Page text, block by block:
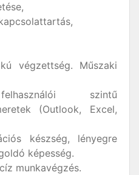
végzettség. Műszaki
szintű
(Outlook, Excel,
készség, lényegre
képesség.
munkavégzés.